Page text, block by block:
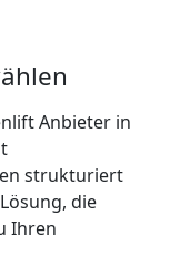
Anbieter in
strukturiert
die
Ihren